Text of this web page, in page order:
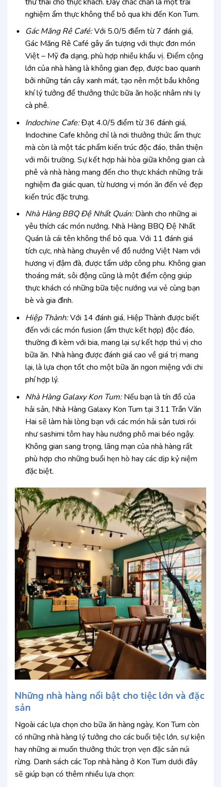
nghiệm ẩm thực không thể bỏ qua khi đến Kon Tum.
Gác Măng Rê Café:Với 5.0/5 điểm từ 7 đánh giá,
Gác Măng Rê Café gây ấn tượng với thực đơn món
Việt – Mỹ đa dạng, phù hợp nhiều khẩu vị. Điểm cộng
lớn của nhà hàng là không gian đẹp, được bao quanh
bởi những tán cây xanh mát, tạo nên một bầu không
khí lý tưởng để thưởng thức bữa ăn hoặc nhâm nhi ly
cà phê.
Indochine Cafe:Đạt 4.0/5 điểm từ 36 đánh giá,
Indochine Cafe không chỉ là nơi thưởng thức ẩm thực
mà còn là một tác phẩm kiến trúc độc đáo, thân thiện
với môi trường. Sự kết hợp hài hòa giữa không gian cà
phê và nhà hàng mang đến cho thực khách những trải
nghiệm đa giác quan, từ hương vị món ăn đến vẻ đẹp
kiến trúc đặc trưng.
Nhà Hàng BBQ Đệ Nhất Quán:Dành cho những ai
yêu thích các món nướng, Nhà Hàng BBQ Đệ Nhất
Quán là cái tên không thể bỏ qua. Với 11 đánh giá
tích cực, nhà hàng chuyên về đồ nướng Việt Nam với
hương vị đậm đà, được tẩm ướp công phu. Không gian
thoáng mát, sôi động cũng là một điểm cộng giúp
thực khách có những bữa tiệc nướng vui vẻ cùng bạn
bè và gia đình.
Hiệp Thành:Với 14 đánh giá, Hiệp Thành được biết
đến với các món fusion (ẩm thực kết hợp) độc đáo,
thường đi kèm với bia, mang lại sự kết hợp thú vị cho
bữa ăn. Nhà hàng được đánh giá cao về giá trị mang
lại, là lựa chọn tốt cho một bữa ăn ngon miệng với chi
phí hợp lý.
Nhà Hàng Galaxy Kon Tum:Nếu bạn là tín đồ của
hải sản, Nhà Hàng Galaxy Kon Tum tại 311 Trần Văn
Hai sẽ làm hài lòng bạn với các món hải sản tươi rói
như sashimi tôm hay hàu nướng phô mai béo ngậy.
Không gian sang trọng, lãng mạn của nhà hàng rất
phù hợp cho những buổi hẹn hò hay các dịp kỷ niệm
đặc biệt.
Những nhà hàng nổi bật cho tiệc lớn và đặc
sản
Ngoài các lựa chọn cho bữa ăn hàng ngày, Kon Tum còn
có những nhà hàng lý tưởng cho các buổi tiệc lớn, sự kiện
hay những ai muốn thưởng thức trọn vẹn đặc sản núi
rừng. Danh sách các Top nhà hàng ở Kon Tum dưới đây
sẽ giúp bạn có thêm nhiều lựa chọn: